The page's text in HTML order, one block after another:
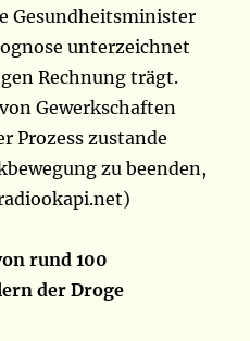
Gesundheitsminister
unterzeichnet
Rechnung trägt.
Gewerkschaften
Prozess zustande
zu beenden,
rund 100
der Droge